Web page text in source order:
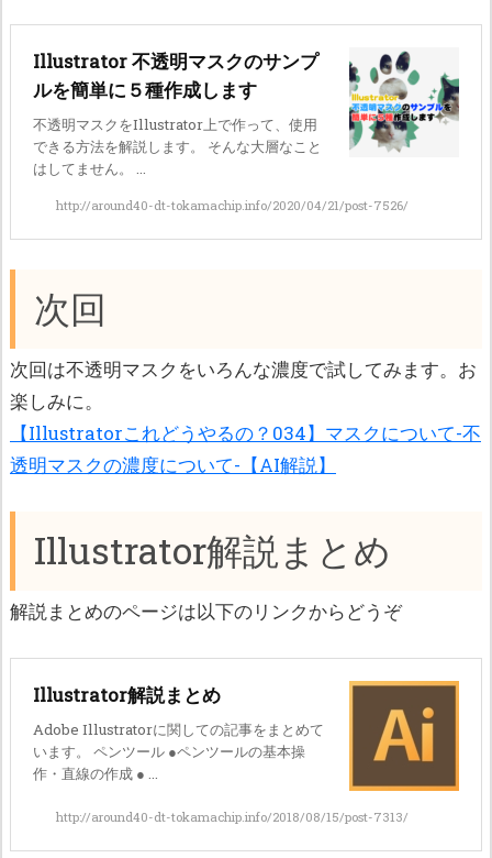
Illustrator 不透明マスクのサンプ
ルを簡単に５種作成します
不透明マスクをIllustrator上で作って、使用
できる方法を解説します。 そんな大層なこと
はしてません。 ...
http://around40-dt-tokamachip.info/2020/04/21/post-7526/
次回
次回は不透明マスクをいろんな濃度で試してみます。お
楽しみに。
【Illustratorこれどうやるの？034】マスクについて-不
透明マスクの濃度について-【AI解説】
Illustrator解説まとめ
解説まとめのページは以下のリンクからどうぞ
Illustrator解説まとめ
Adobe Illustratorに関しての記事をまとめて
います。 ペンツール ●ペンツールの基本操
作・直線の作成 ● ...
http://around40-dt-tokamachip.info/2018/08/15/post-7313/